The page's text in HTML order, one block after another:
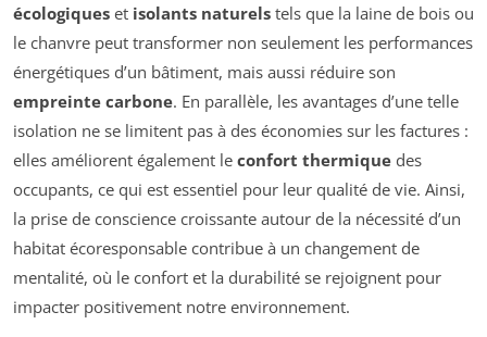
écologiques et isolants naturels tels que la laine de bois ou
le chanvre peut transformer non seulement les performances
énergétiques d’un bâtiment, mais aussi réduire son
empreinte carbone. En parallèle, les avantages d’une telle
isolation ne se limitent pas à des économies sur les factures :
elles améliorent également le confort thermique des
occupants, ce qui est essentiel pour leur qualité de vie. Ainsi,
la prise de conscience croissante autour de la nécessité d’un
habitat écoresponsable contribue à un changement de
mentalité, où le confort et la durabilité se rejoignent pour
impacter positivement notre environnement.